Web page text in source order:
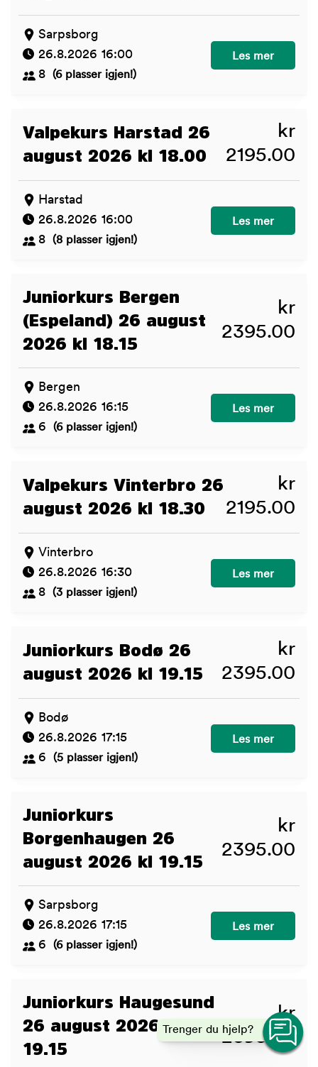
Sarpsborg
26.8.2026 16:00
8
(6 plasser igjen!)
Valpekurs
Les mer
Valpekurs Harstad 26
august 2026 kl 18.00
kr
2195.00
Harstad
26.8.2026 16:00
8
(8 plasser igjen!)
Valpekurs
Les mer
Juniorkurs Bergen
(Espeland) 26 august
2026 kl 18.15
kr
2395.00
Bergen
26.8.2026 16:15
6
(6 plasser igjen!)
Juniorkurs
Les mer
Valpekurs Vinterbro 26
august 2026 kl 18.30
kr
2195.00
Vinterbro
26.8.2026 16:30
8
(3 plasser igjen!)
Valpekurs
Les mer
Juniorkurs Bodø 26
august 2026 kl 19.15
kr
2395.00
Bodø
26.8.2026 17:15
6
(5 plasser igjen!)
Juniorkurs
Les mer
Juniorkurs
Borgenhaugen 26
august 2026 kl 19.15
kr
2395.00
Sarpsborg
26.8.2026 17:15
6
(6 plasser igjen!)
Juniorkurs
Les mer
Juniorkurs Haugesund
26 august 2026 kl
19.15
kr
2395.00
Trenger du hjelp?